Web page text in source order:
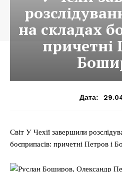
на складах
причетні
Дата:
Світ У Чехії завершили
боєприпасів: причетні Петров і